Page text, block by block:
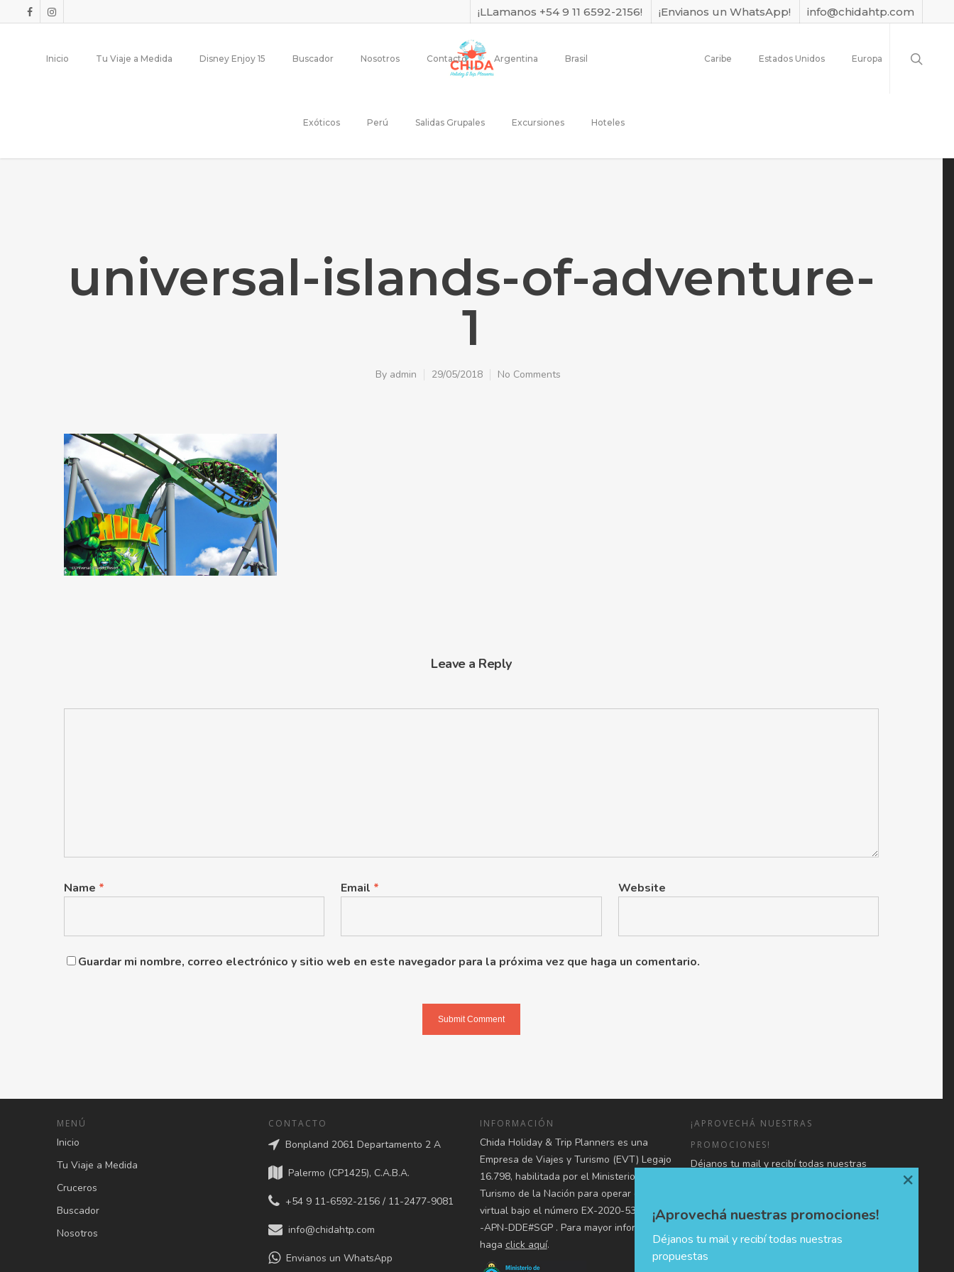
¡LLamanos +54 9 11 6592-2156! ¡Envianos un WhatsApp! info@chidahtp.com
Inicio Tu Viaje a Medida Disney Enjoy 15 Buscador Nosotros Contacto Argentina Brasil Caribe Estados Unidos Europa
Exóticos Perú Salidas Grupales Excursiones Hoteles
universal-islands-of-adventure-
1
By admin 29/05/2018 No Comments
Leave a Reply
Name * Email * Website
Guardar mi nombre, correo electrónico y sitio web en este navegador para la próxima vez que haga un comentario.
MENÚ
Inicio
Tu Viaje a Medida
Cruceros
Buscador
Nosotros
CONTACTO
Bonpland 2061 Departamento 2 A
Palermo (CP1425), C.A.B.A.
+54 9 11-6592-2156 / 11-2477-9081
info@chidahtp.com
Envianos un WhatsApp
INFORMACIÓN
Chida Holiday & Trip Planners es una
Empresa de Viajes y Turismo (EVT) Legajo
16.798, habilitada por el Ministerio de
Turismo de la Nación para operar en forma
virtual bajo el número EX-2020-53107080-
-APN-DDE#SGP . Para mayor información,
haga click aquí.
¡APROVECHÁ NUESTRAS
PROMOCIONES!
Déjanos tu mail y recibí todas nuestras
¡Aprovechá nuestras promociones!
Déjanos tu mail y recibí todas nuestras
propuestas
×